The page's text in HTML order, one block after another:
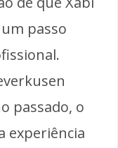
passo
passado, o
experiência